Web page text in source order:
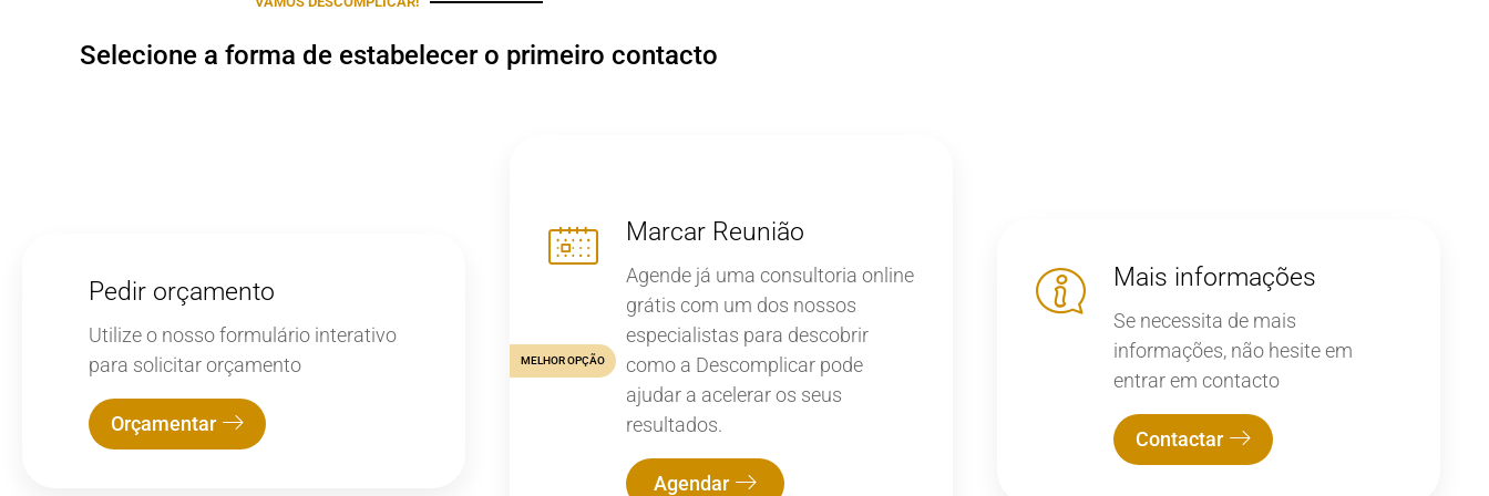
Selecione a forma de estabelecer o primeiro contacto
Pedir orçamento
Utilize o nosso formulário interativo
para solicitar orçamento
Orçamentar
Marcar Reunião
Agende já uma consultoria online
grátis com um dos nossos
especialistas para descobrir
como a Descomplicar pode
ajudar a acelerar os seus
resultados.
Agendar
MELHOR OPÇÃO
Mais informações
Se necessita de mais
informações, não hesite em
entrar em contacto
Contactar